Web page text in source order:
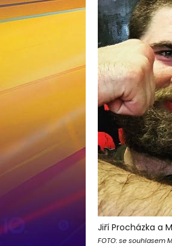
Jiří Procházka a
FOTO: se souhlasem